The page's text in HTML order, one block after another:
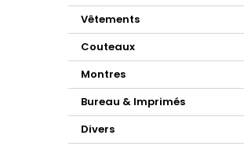
Vêtements
Couteaux
Montres
Bureau & Imprimés
Divers